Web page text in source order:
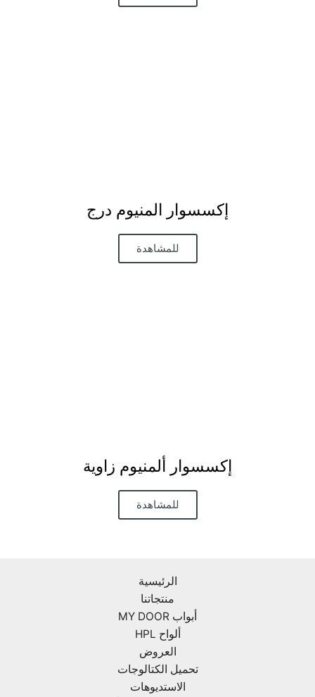
إكسسوار المنيوم درج
للمشاهدة
إكسسوار ألمنيوم زاوية
للمشاهدة
الرئيسية
منتجاتنا
أبواب MY DOOR
ألواح HPL
العروض
تحميل الكتالوجات
الاستديوهات